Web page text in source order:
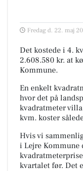
Fredag d. 22. maj
Det kostede i 4.
2.608.580 kr. at
Kommune.
En enkelt
hvor det på
kvadratmeter
kvm. koster
Hvis vi
i Lejre Kommune
kvartalet før. Det